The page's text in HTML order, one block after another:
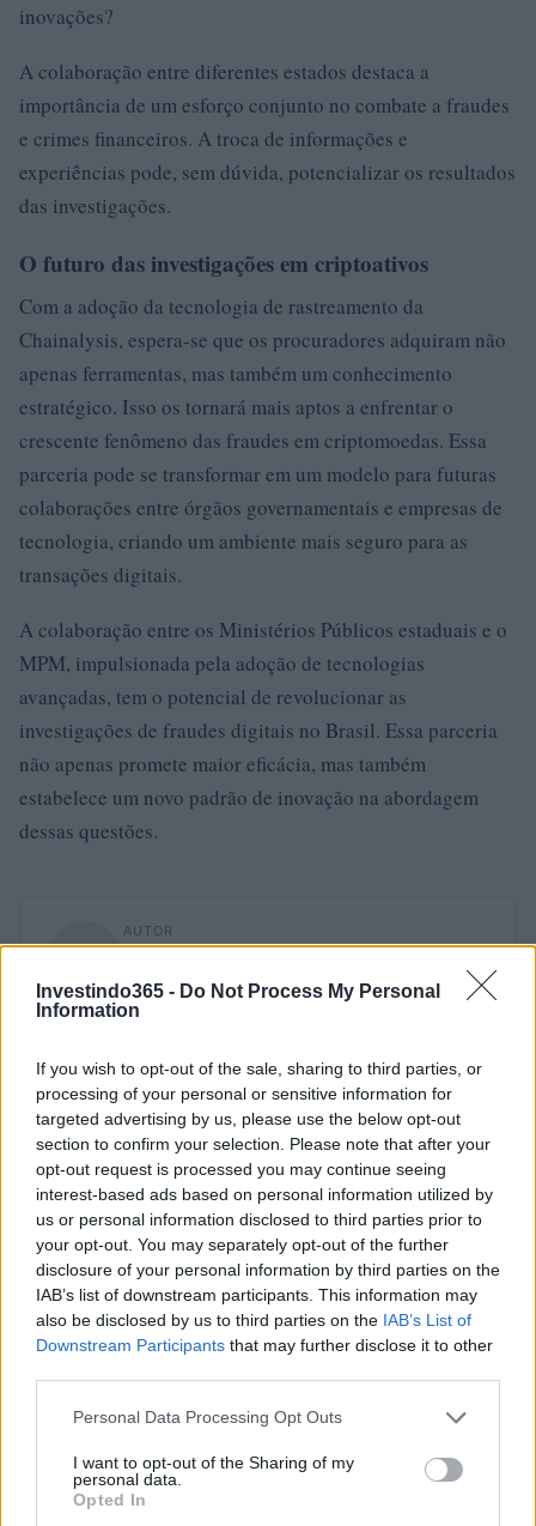
Investindo365 - Do Not Process My Personal
Information
If you wish to opt-out of the sale, sharing to third parties, or
processing of your personal or sensitive information for
targeted advertising by us, please use the below opt-out
section to confirm your selection. Please note that after your
opt-out request is processed you may continue seeing
interest-based ads based on personal information utilized by
us or personal information disclosed to third parties prior to
your opt-out. You may separately opt-out of the further
disclosure of your personal information by third parties on the
IAB’s list of downstream participants. This information may
also be disclosed by us to third parties on the IAB’s List of
Downstream Participants that may further disclose it to other
Please note that this website/app uses one or more Google
not limited to your visit or usage behaviour. You may click to
grant or deny consent to Google and its third-party tags to
use your data for below specified purposes in below Google
Personal Data Processing Opt Outs
I want to opt-out of the Sharing of my
personal data.
Opted In
inovações?
A colaboração entre diferentes estados destaca a
importância de um esforço conjunto no combate a fraudes
e crimes financeiros. A troca de informações e
experiências pode, sem dúvida, potencializar os resultados
das investigações.
O futuro das investigações em criptoativos
Com a adoção da tecnologia de rastreamento da
Chainalysis, espera-se que os procuradores adquiram não
apenas ferramentas, mas também um conhecimento
estratégico. Isso os tornará mais aptos a enfrentar o
crescente fenômeno das fraudes em criptomoedas. Essa
parceria pode se transformar em um modelo para futuras
colaborações entre órgãos governamentais e empresas de
tecnologia, criando um ambiente mais seguro para as
transações digitais.
A colaboração entre os Ministérios Públicos estaduais e o
MPM, impulsionada pela adoção de tecnologias
avançadas, tem o potencial de revolucionar as
investigações de fraudes digitais no Brasil. Essa parceria
não apenas promete maior eficácia, mas também
estabelece um novo padrão de inovação na abordagem
dessas questões.
AUTOR
Staff